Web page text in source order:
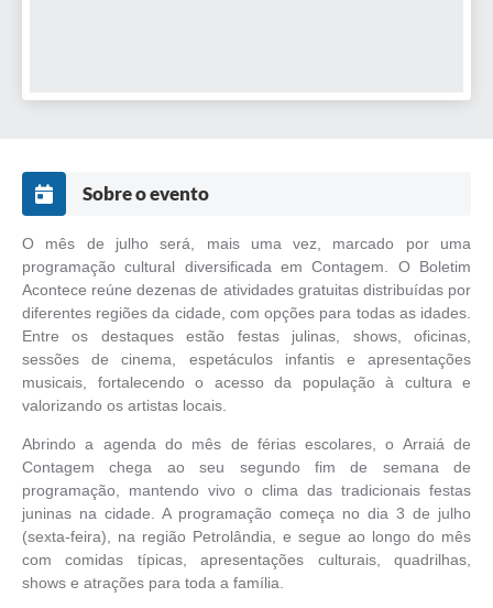
Sobre o evento
O mês de julho será, mais uma vez, marcado por uma
programação cultural diversificada em Contagem. O Boletim
Acontece reúne dezenas de atividades gratuitas distribuídas por
diferentes regiões da cidade, com opções para todas as idades.
Entre os destaques estão festas julinas, shows, oficinas,
sessões de cinema, espetáculos infantis e apresentações
musicais, fortalecendo o acesso da população à cultura e
valorizando os artistas locais.
Abrindo a agenda do mês de férias escolares, o Arraiá de
Contagem chega ao seu segundo fim de semana de
programação, mantendo vivo o clima das tradicionais festas
juninas na cidade. A programação começa no dia 3 de julho
(sexta-feira), na região Petrolândia, e segue ao longo do mês
com comidas típicas, apresentações culturais, quadrilhas,
shows e atrações para toda a família.